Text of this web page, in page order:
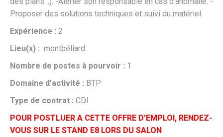
Proposer des solutions techniques et suivi du matériel.
Expérience : 2
Lieu(x) : montbéliard
Nombre de postes à pourvoir : 1
Domaine d’activité : BTP
Type de contrat : CDI
POUR POSTLUER A CETTE OFFRE D’EMPLOI, RENDEZ-
VOUS SUR LE STAND E8 LORS DU SALON